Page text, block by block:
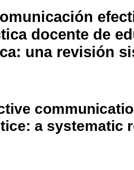
docente de
una revisión
a systematic